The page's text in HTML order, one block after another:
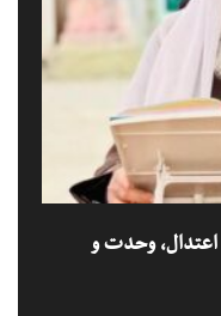
اعتدال، وحدت و